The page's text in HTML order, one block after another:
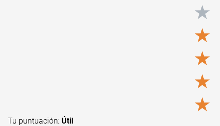
★
★
★
★
★
Tu puntuación: Útil